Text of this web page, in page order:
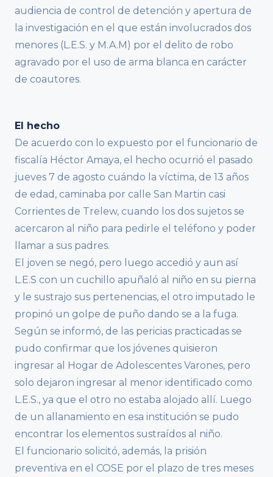
audiencia de control de detención y apertura de
la investigación en el que están involucrados dos
menores (L.E.S. y M.A.M) por el delito de robo
agravado por el uso de arma blanca en carácter
de coautores.
El hecho
De acuerdo con lo expuesto por el funcionario de
fiscalía Héctor Amaya, el hecho ocurrió el pasado
jueves 7 de agosto cuándo la víctima, de 13 años
de edad, caminaba por calle San Martin casi
Corrientes de Trelew, cuando los dos sujetos se
acercaron al niño para pedirle el teléfono y poder
llamar a sus padres.
El joven se negó, pero luego accedió y aun así
L.E.S con un cuchillo apuñaló al niño en su pierna
y le sustrajo sus pertenencias, el otro imputado le
propinó un golpe de puño dando se a la fuga.
Según se informó, de las pericias practicadas se
pudo confirmar que los jóvenes quisieron
ingresar al Hogar de Adolescentes Varones, pero
solo dejaron ingresar al menor identificado como
L.E.S., ya que el otro no estaba alojado allí. Luego
de un allanamiento en esa institución se pudo
encontrar los elementos sustraídos al niño.
El funcionario solicitó, además, la prisión
preventiva en el COSE por el plazo de tres meses